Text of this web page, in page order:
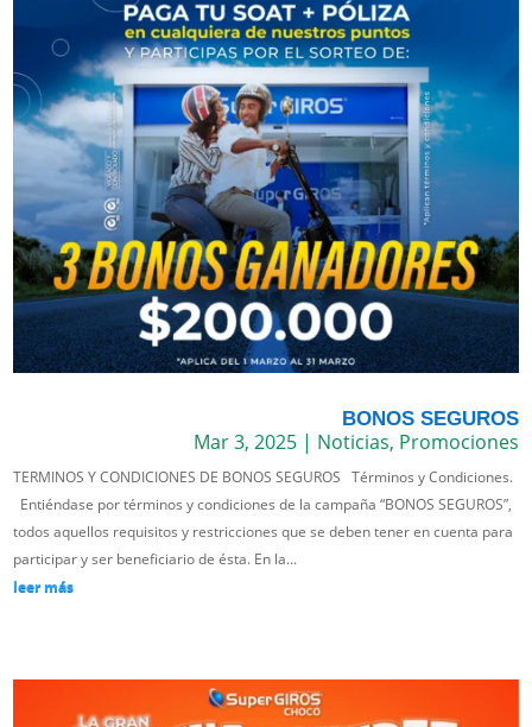
BONOS SEGUROS
Mar 3, 2025| Noticias, Promociones
TERMINOS Y CONDICIONES DE BONOS SEGUROS Términos y Condiciones.
Entiéndase por términos y condiciones de la campaña “BONOS SEGUROS”,
todos aquellos requisitos y restricciones que se deben tener en cuenta para
participar y ser beneficiario de ésta. En la...
leer más